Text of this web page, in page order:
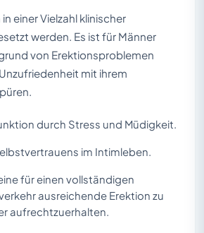
einer Vielzahl klinischer
werden. Es ist für Männer
von Erektionsproblemen
mit ihrem
durch Stress und Müdigkeit.
im Intimleben.
für einen vollständigen
ausreichende Erektion zu
aufrechtzuerhalten.